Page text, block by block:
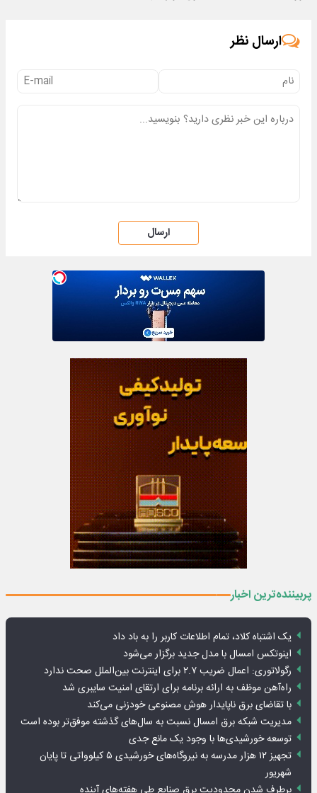
ارسال نظر
ارسال
پربیننده‌ترین اخبار
یک اشتباه کلاد، تمام اطلاعات کاربر را به باد داد
اینوتکس امسال با مدل جدید برگزار می‌شود
رگولاتوری: اعمال ضریب ۲.۷ برای اینترنت بین‌الملل صحت ندارد
راه‌آهن موظف به ارائه برنامه برای ارتقای امنیت سایبری شد
با تقاضای برق ناپایدار هوش مصنوعی خودزنی می‌کند
مدیریت شبکه برق امسال نسبت به سال‌های گذشته موفق‌تر بوده است
توسعه خورشیدی‌ها با وجود یک مانع جدی
تجهیز ۱۲ هزار مدرسه به نیروگاه‌های خورشیدی ۵ کیلوواتی تا پایان
شهریور